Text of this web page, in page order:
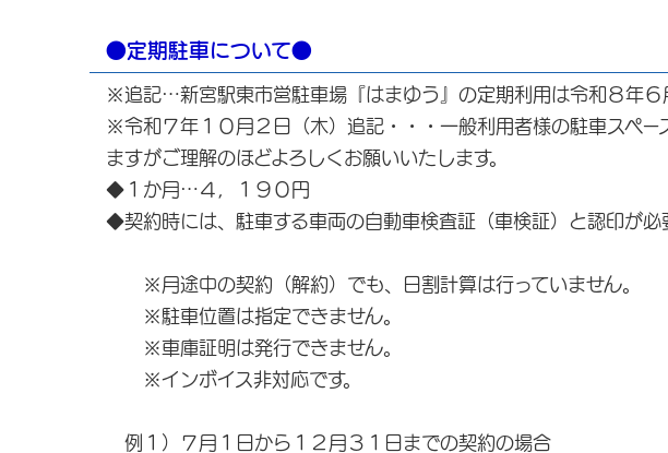
●定期駐車について●
※追記…新宮駅東市営駐車場『はまゆう』の定期利用は令和８年６
※令和７年１０月２日（木）追記・・・一般利用者様の駐車スペ
ますがご理解のほどよろしくお願いいたします。
◆１か月…４，１９０円
◆契約時には、駐車する車両の自動車検査証（車検証）と認印が必
※月途中の契約（解約）でも、日割計算は行っていません。
※駐車位置は指定できません。
※車庫証明は発行できません。
※インボイス非対応です。
例１）７月１日から１２月３１日までの契約の場合